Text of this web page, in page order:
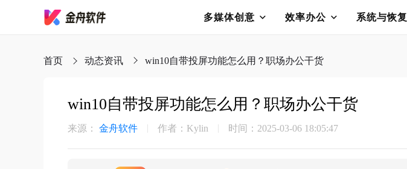
多媒体创意 效率办公 系统与恢复
首页 动态资讯 ​win10自带投屏功能怎么用？职场办公干货
​win10自带投屏功能怎么用？职场办公干货
来源： 金舟软件 作者：Kylin 时间：2025-03-06 18:05:47